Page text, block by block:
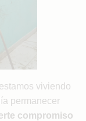
viviendo
permanecer
compromiso